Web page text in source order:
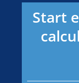
Start